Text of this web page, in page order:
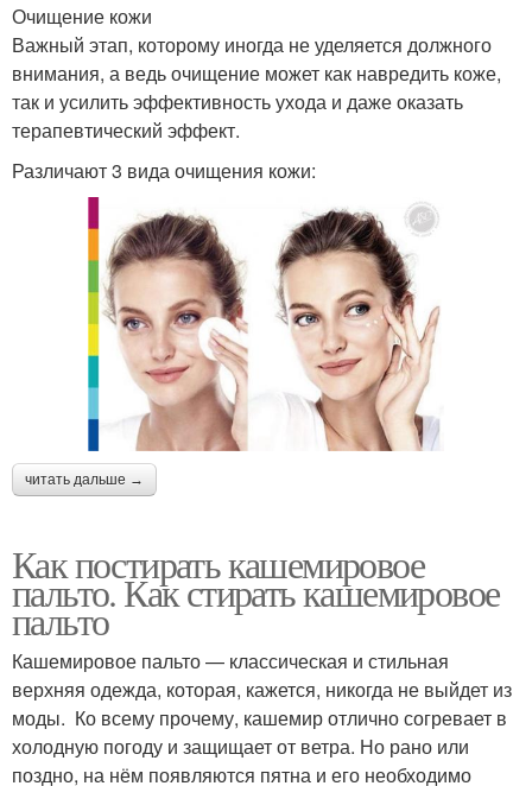
Очищение кожи
Важный этап, которому иногда не уделяется должного
внимания, а ведь очищение может как навредить коже,
так и усилить эффективность ухода и даже оказать
терапевтический эффект.
Различают 3 вида очищения кожи:
читать дальше →
Как постирать кашемировое
пальто. Как стирать кашемировое
пальто
Кашемировое пальто — классическая и стильная
верхняя одежда, которая, кажется, никогда не выйдет из
моды. Ко всему прочему, кашемир отлично согревает в
холодную погоду и защищает от ветра. Но рано или
поздно, на нём появляются пятна и его необходимо